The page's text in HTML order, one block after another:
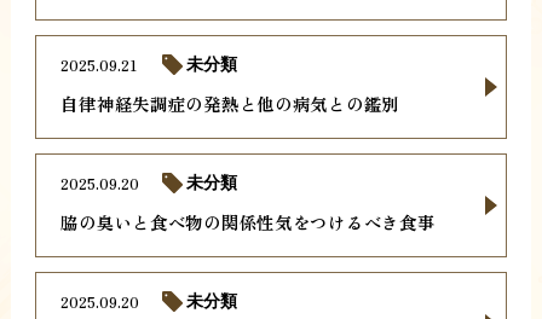
自律神経失調症の発熱と他の病気との鑑別
2025.09.21 未分類
脇の臭いと食べ物の関係性気をつけるべき食事
2025.09.20 未分類
2025.09.20 未分類